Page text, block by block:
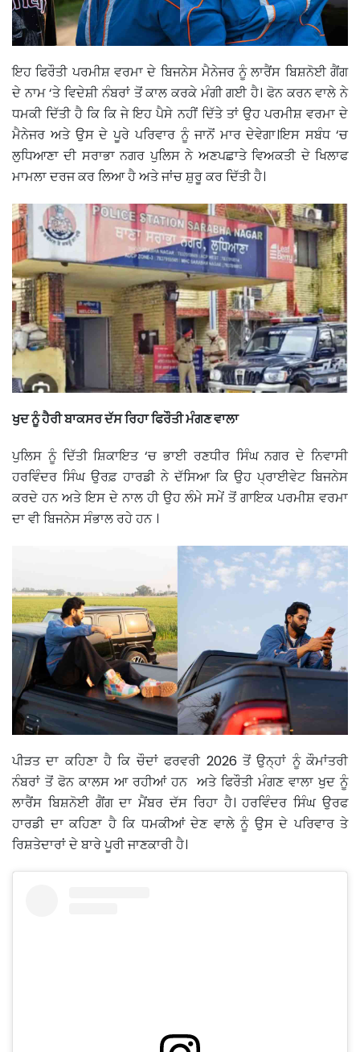
ਇਹ ਫਿਰੌਤੀ ਪਰਮੀਸ਼ ਵਰਮਾ ਦੇ ਬਿਜਨੇਸ ਮੈਨੇਜਰ ਨੂੰ ਲਾਰੈਂਸ ਬਿਸ਼ਨੋਈ ਗੈਂਗ
ਦੇ ਨਾਮ ‘ਤੇ ਵਿਦੇਸ਼ੀ ਨੰਬਰਾਂ ਤੋਂ ਕਾਲ ਕਰਕੇ ਮੰਗੀ ਗਈ ਹੈ। ਫੋਨ ਕਰਨ ਵਾਲੇ ਨੇ
ਧਮਕੀ ਦਿੱਤੀ ਹੈ ਕਿ ਕਿ ਜੇ ਇਹ ਪੈਸੇ ਨਹੀਂ ਦਿੱਤੇ ਤਾਂ ਉਹ ਪਰਮੀਸ਼ ਵਰਮਾ ਦੇ
ਮੈਨੇਜਰ ਅਤੇ ਉਸ ਦੇ ਪੂਰੇ ਪਰਿਵਾਰ ਨੂੰ ਜਾਨੋਂ ਮਾਰ ਦੇਵੇਗਾ।ਇਸ ਸਬੰਧ ‘ਚ
ਲੁਧਿਆਣਾ ਦੀ ਸਰਾਭਾ ਨਗਰ ਪੁਲਿਸ ਨੇ ਅਣਪਛਾਤੇ ਵਿਅਕਤੀ ਦੇ ਖਿਲਾਫ
ਮਾਮਲਾ ਦਰਜ ਕਰ ਲਿਆ ਹੈ ਅਤੇ ਜਾਂਚ ਸ਼ੁਰੂ ਕਰ ਦਿੱਤੀ ਹੈ।
ਖੁਦ ਨੂੰ ਹੈਰੀ ਬਾਕਸਰ ਦੱਸ ਰਿਹਾ ਫਿਰੌਤੀ ਮੰਗਣ ਵਾਲਾ
ਪੁਲਿਸ ਨੂੰ ਦਿੱਤੀ ਸ਼ਿਕਾਇਤ ‘ਚ ਭਾਈ ਰਣਧੀਰ ਸਿੰਘ ਨਗਰ ਦੇ ਨਿਵਾਸੀ
ਹਰਵਿੰਦਰ ਸਿੰਘ ਉਰਫ਼ ਹਾਰਡੀ ਨੇ ਦੱਸਿਆ ਕਿ ਉਹ ਪ੍ਰਾਈਵੇਟ ਬਿਜਨੇਸ
ਕਰਦੇ ਹਨ ਅਤੇ ਇਸ ਦੇ ਨਾਲ ਹੀ ਉਹ ਲੰਮੇ ਸਮੇਂ ਤੋਂ ਗਾਇਕ ਪਰਮੀਸ਼ ਵਰਮਾ
ਦਾ ਵੀ ਬਿਜਨੇਸ ਸੰਭਾਲ ਰਹੇ ਹਨ ।
ਪੀੜਤ ਦਾ ਕਹਿਣਾ ਹੈ ਕਿ ਚੌਦਾਂ ਫਰਵਰੀ 2026 ਤੋਂ ਉਨ੍ਹਾਂ ਨੂੰ ਕੌਮਾਂਤਰੀ
ਨੰਬਰਾਂ ਤੋਂ ਫੋਨ ਕਾਲਸ ਆ ਰਹੀਆਂ ਹਨ ਅਤੇ ਫਿਰੌਤੀ ਮੰਗਣ ਵਾਲਾ ਖੁਦ ਨੂੰ
ਲਾਰੈਂਸ ਬਿਸ਼ਨੋਈ ਗੈਂਗ ਦਾ ਮੈਂਬਰ ਦੱਸ ਰਿਹਾ ਹੈ। ਹਰਵਿੰਦਰ ਸਿੰਘ ਉਰਫ
ਹਾਰਡੀ ਦਾ ਕਹਿਣਾ ਹੈ ਕਿ ਧਮਕੀਆਂ ਦੇਣ ਵਾਲੇ ਨੂੰ ਉਸ ਦੇ ਪਰਿਵਾਰ ਤੇ
ਰਿਸ਼ਤੇਦਾਰਾਂ ਦੇ ਬਾਰੇ ਪੂਰੀ ਜਾਣਕਾਰੀ ਹੈ।